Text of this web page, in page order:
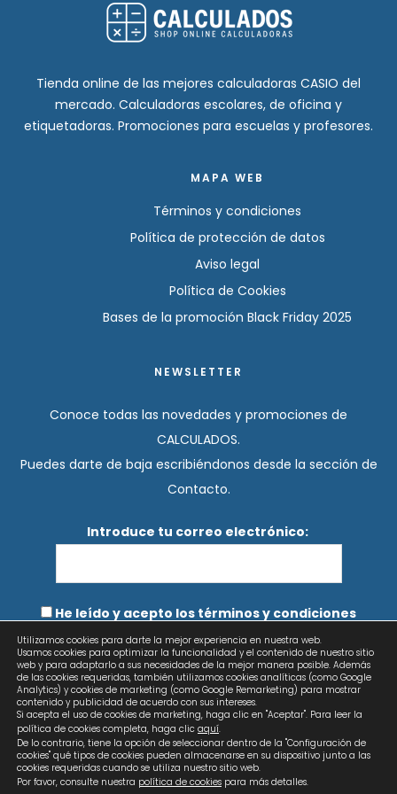
Tienda online de las mejores calculadoras CASIO del
mercado. Calculadoras escolares, de oficina y
etiquetadoras. Promociones para escuelas y profesores.
MAPA WEB
Términos y condiciones
Política de protección de datos
Aviso legal
Política de Cookies
Bases de la promoción Black Friday 2025
NEWSLETTER
Conoce todas las novedades y promociones de
CALCULADOS.
Puedes darte de baja escribiéndonos desde la sección de
Contacto.
Introduce tu correo electrónico:
He leído y acepto los términos y condiciones
Utilizamos cookies para darte la mejor experiencia en nuestra web.
Usamos cookies para optimizar la funcionalidad y el contenido de nuestro sitio
web y para adaptarlo a sus necesidades de la mejor manera posible. Además
de las cookies requeridas, también utilizamos cookies analíticas (como Google
Analytics) y cookies de marketing (como Google Remarketing) para mostrar
contenido y publicidad de acuerdo con sus intereses.
Si acepta el uso de cookies de marketing, haga clic en "Aceptar". Para leer la
política de cookies completa, haga clic aquí.
De lo contrario, tiene la opción de seleccionar dentro de la "Configuración de
cookies" qué tipos de cookies pueden almacenarse en su dispositivo junto a las
cookies requeridas cuando se utiliza nuestro sitio web.
Por favor, consulte nuestra política de cookies para más detalles.